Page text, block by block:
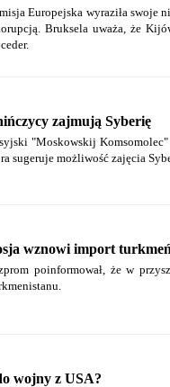
Europejska wyraziła swoje
Bruksela uważa, że
zajmują Syberię
"Moskowskij
sugeruje możliwość zajęcia
wznowi import
poinformował, że w
wojny z USA?